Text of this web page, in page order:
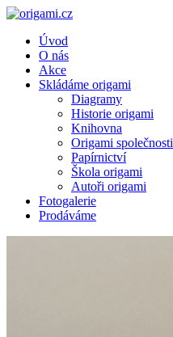
Úvod
O nás
Akce
Skládáme origami
Diagramy
Historie origami
Knihovna
Origami společnosti
Papírnictví
Škola origami
Autoři origami
Fotogalerie
Prodáváme